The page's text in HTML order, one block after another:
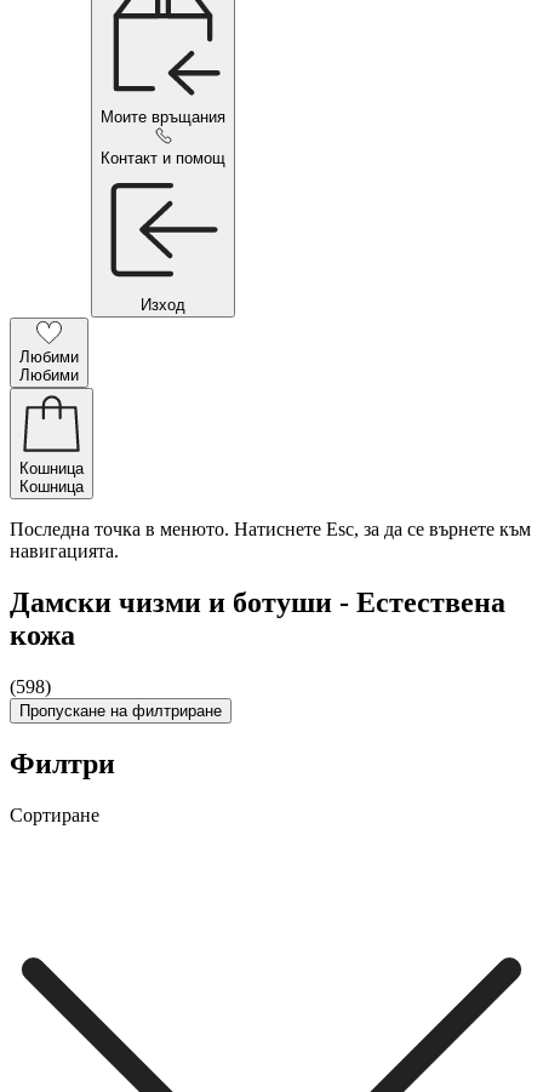
Моите връщания
Контакт и помощ
Изход
Любими
Любими
Кошница
Кошница
Последна точка в менюто. Натиснете Esc, за да се върнете към
навигацията.
Дамски чизми и ботуши - Естествена
кожа
(598)
Пропускане на филтриране
Филтри
Сортиране